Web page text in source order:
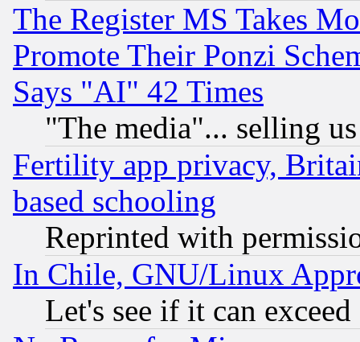
The Register MS Takes
Promote Their Ponzi
Says "AI" 42 Times
"The media"... selling
Fertility app privacy,
based schooling
Reprinted with
In Chile, GNU/Linux
Let's see if it can